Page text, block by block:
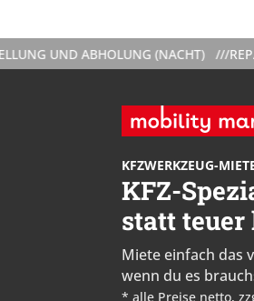
ABHOLUNG (NACHT) ///
KFZWERKZEUG-
KFZ-
statt
Miete einfach das
wenn du es
* alle Preise netto,